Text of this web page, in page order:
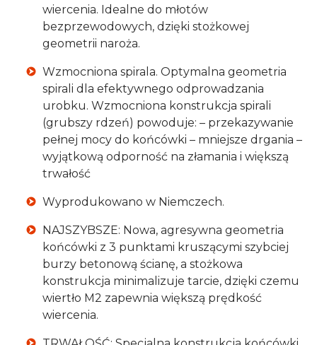
wiercenia. Idealne do młotów
bezprzewodowych, dzięki stożkowej
geometrii naroża.
Wzmocniona spirala. Optymalna geometria
spirali dla efektywnego odprowadzania
urobku. Wzmocniona konstrukcja spirali
(grubszy rdzeń) powoduje: – przekazywanie
pełnej mocy do końcówki – mniejsze drgania –
wyjątkową odporność na złamania i większą
trwałość
Wyprodukowano w Niemczech.
NAJSZYBSZE: Nowa, agresywna geometria
końcówki z 3 punktami kruszącymi szybciej
burzy betonową ścianę, a stożkowa
konstrukcja minimalizuje tarcie, dzięki czemu
wiertło M2 zapewnia większą prędkość
wiercenia.